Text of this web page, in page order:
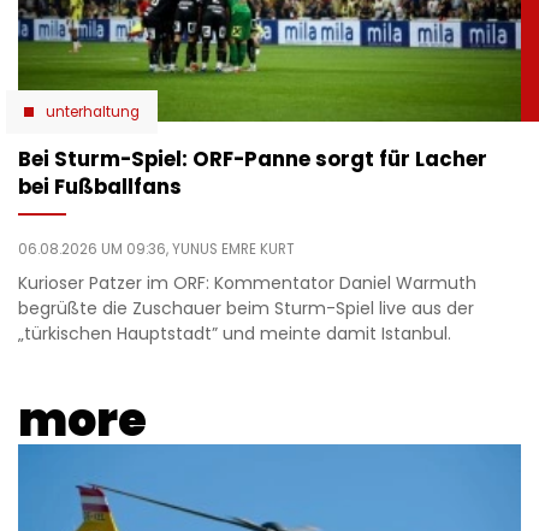
unterhaltung
Bei Sturm-Spiel: ORF-Panne sorgt für Lacher
bei Fußballfans
06.08.2026 UM 09:36,YUNUS EMRE KURT
Kurioser Patzer im ORF: Kommentator Daniel Warmuth
begrüßte die Zuschauer beim Sturm-Spiel live aus der
„türkischen Hauptstadt” und meinte damit Istanbul.
more